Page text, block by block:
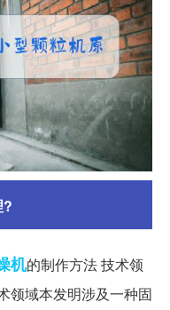
?
机的制作方法 技术领
领域本发明涉及一种固